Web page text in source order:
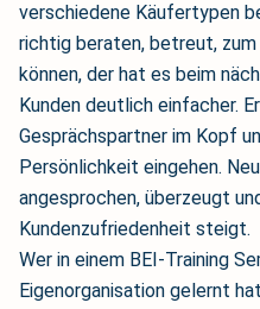
verschiedene Käufertypen
richtig beraten, betreut,
können, der hat es beim
Kunden deutlich einfacher.
Gesprächspartner im Kopf
Persönlichkeit eingehen.
angesprochen, überzeugt
Kundenzufriedenheit steigt.
Wer in einem BEI-Training
Eigenorganisation gelernt